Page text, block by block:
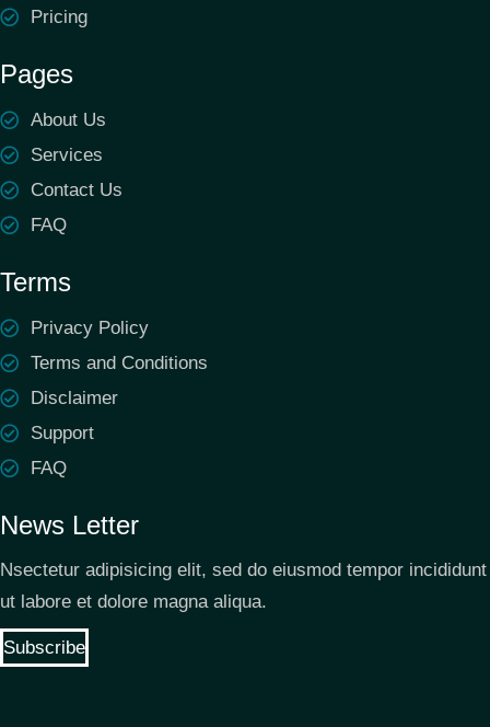
Pricing
Pages
About Us
Services
Contact Us
FAQ
Terms
Privacy Policy
Terms and Conditions
Disclaimer
Support
FAQ
News Letter
Nsectetur adipisicing elit, sed do eiusmod tempor incididunt
ut labore et dolore magna aliqua.
Subscribe